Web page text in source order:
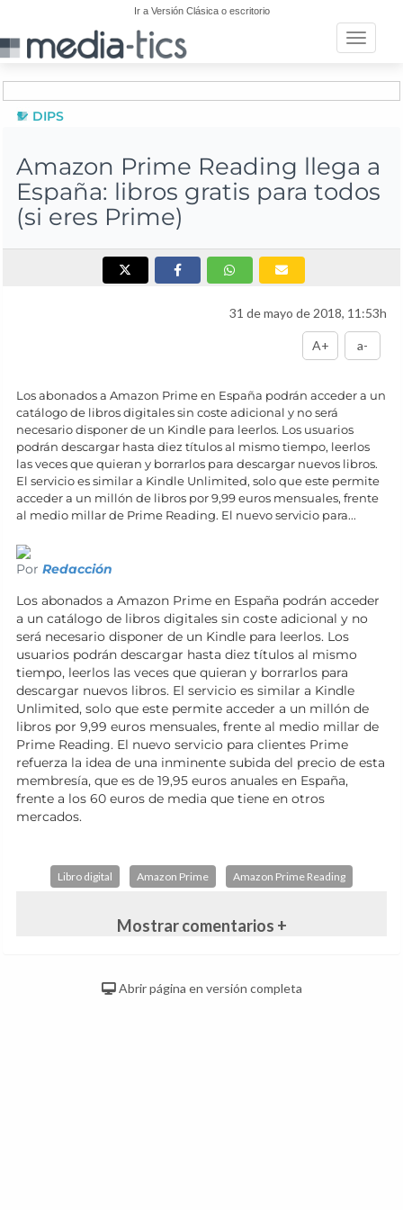
Ir a Versión Clásica o escritorio
Toggle
DIPS
Amazon Prime Reading llega a
España: libros gratis para todos
(si eres Prime)
31 de mayo de 2018, 11:53h
A+ a-
Los abonados a Amazon Prime en España podrán acceder a un
catálogo de libros digitales sin coste adicional y no será
necesario disponer de un Kindle para leerlos. Los usuarios
podrán descargar hasta diez títulos al mismo tiempo, leerlos
las veces que quieran y borrarlos para descargar nuevos libros.
El servicio es similar a Kindle Unlimited, solo que este permite
acceder a un millón de libros por 9,99 euros mensuales, frente
al medio millar de Prime Reading. El nuevo servicio para...
Por Redacción
Los abonados a Amazon Prime en España podrán acceder
a un catálogo de libros digitales sin coste adicional y no
será necesario disponer de un Kindle para leerlos. Los
usuarios podrán descargar hasta diez títulos al mismo
tiempo, leerlos las veces que quieran y borrarlos para
descargar nuevos libros. El servicio es similar a Kindle
Unlimited, solo que este permite acceder a un millón de
libros por 9,99 euros mensuales, frente al medio millar de
Prime Reading. El nuevo servicio para clientes Prime
refuerza la idea de una inminente subida del precio de esta
membresía, que es de 19,95 euros anuales en España,
frente a los 60 euros de media que tiene en otros
mercados.
Libro digital Amazon Prime Amazon Prime Reading
Mostrar comentarios +
Abrir página en versión completa